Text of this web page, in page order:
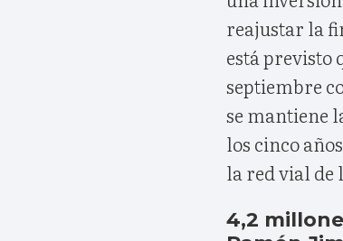
reajustar la
está previsto
septiembre
se mantiene
los cinco
la red vial
4,2